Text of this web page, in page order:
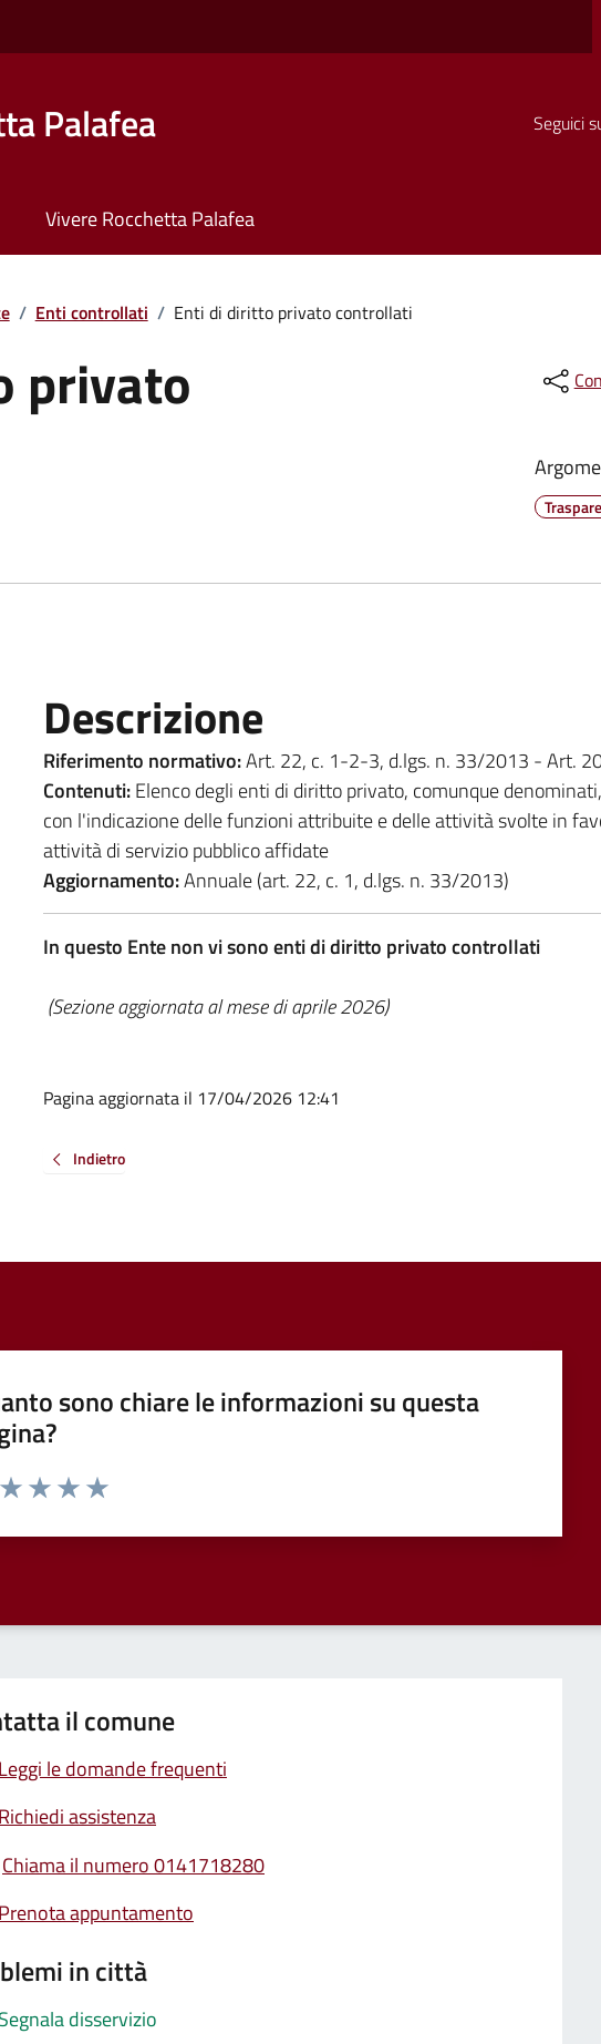
Palafea Seguici
Vivere Rocchetta Palafea
/ Enti controllati / Enti di diritto privato controllati
privato
Descrizione
Riferimento normativo:Art. 22, c. 1-2-3, d.lgs. n. 33/2013 - Art.
Contenuti:Elenco degli enti di diritto privato, comunque
con l'indicazione delle funzioni attribuite e delle attività svolte in
attività di servizio pubblico affidate
Aggiornamento:Annuale (art. 22, c. 1, d.lgs. n. 33/2013)
In questo Ente non vi sono enti di diritto privato controllati
(Sezione aggiornata al mese di aprile 2026)
Pagina aggiornata il 17/04/2026 12:41
Indietro
sono chiare le informazioni su questa
da 1 a 5 stelle la pagina
il comune
Leggi le domande frequenti
Richiedi assistenza
Chiama il numero 0141718280
Prenota appuntamento
in città
Segnala disservizio